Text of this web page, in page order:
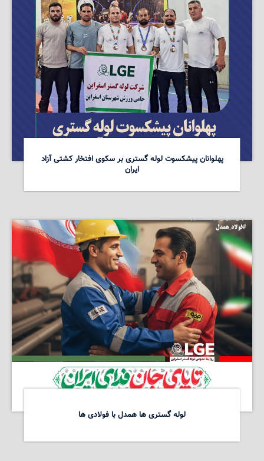
پهلوانان پیشکسوت لوله گستری بر سکوی افتخار کشتی آزاد
ایران
لوله گستری ها همدل با فولادی ها